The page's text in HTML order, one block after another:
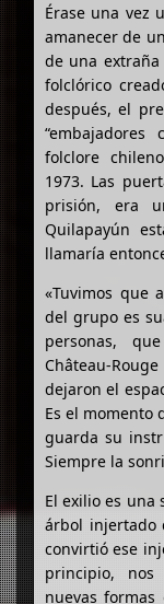
Érase una vez
amanecer de
de una
folclórico
después, el
folclore
1973. Las
prisión, era
Quilapayún
llamaría
«Tuvimos que
del grupo es
personas,
Château-
dejaron el
Es el momento
guarda su
Siempre la
El exilio es una
árbol injertado
convirtió ese
principio,
nuevas